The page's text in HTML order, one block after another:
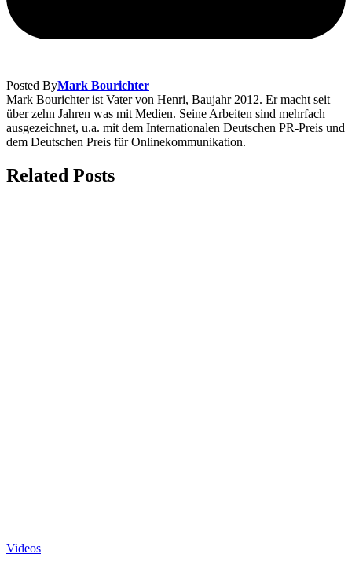
Posted ByMark Bourichter
Mark Bourichter ist Vater von Henri, Baujahr 2012. Er macht seit
über zehn Jahren was mit Medien. Seine Arbeiten sind mehrfach
ausgezeichnet, u.a. mit dem Internationalen Deutschen PR-Preis und
dem Deutschen Preis für Onlinekommunikation.
Related Posts
Videos